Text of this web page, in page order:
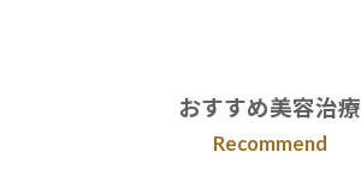
おすすめ美容治療
Recommend